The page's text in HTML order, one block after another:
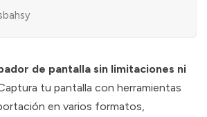
A NextJS/Langflow based app
converts it into a podcast.
de pantalla sin limitaciones ni
tu pantalla con herramientas
en varios formatos,